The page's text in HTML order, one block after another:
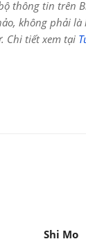
thông tin trên
không phải
Chi tiết xem tại
Shi Mo